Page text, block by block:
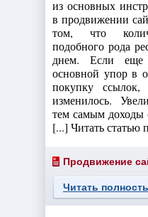
из основных
в продвижении
том, что
подобного рода
днем. Если еще
основной упор в
покупку
изменилось.
тем самым доходы
[...] Читать статью
Продвижение
Читать